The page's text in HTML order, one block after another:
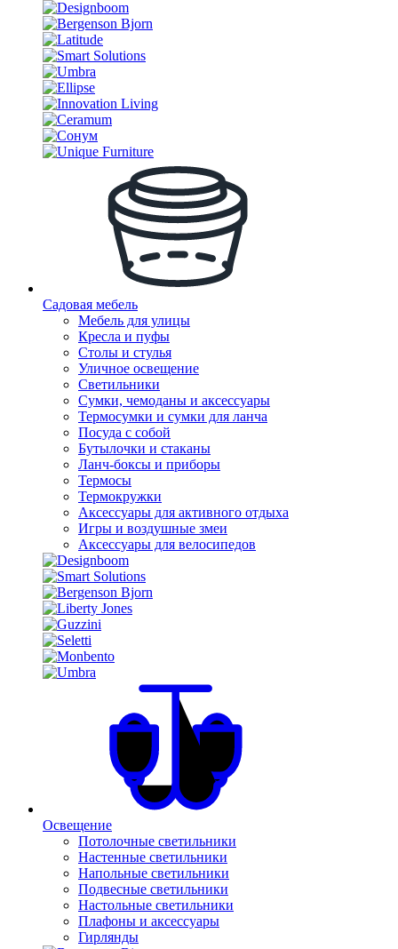
Садовая мебель
Мебель для улицы
Кресла и пуфы
Столы и стулья
Уличное освещение
Светильники
Сумки, чемоданы и аксессуары
Термосумки и сумки для ланча
Посуда с собой
Бутылочки и стаканы
Ланч-боксы и приборы
Термосы
Термокружки
Аксессуары для активного отдыха
Игры и воздушные змеи
Аксессуары для велосипедов
Освещение
Потолочные светильники
Настенные светильники
Напольные светильники
Подвесные светильники
Настольные светильники
Плафоны и аксессуары
Гирлянды